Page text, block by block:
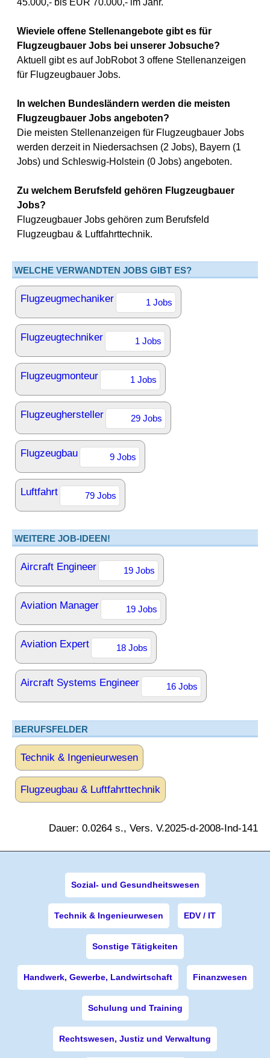
45.000,- bis EUR 70.000,- im Jahr.
Wieviele offene Stellenangebote gibt es für
Flugzeugbauer Jobs bei unserer Jobsuche?
Aktuell gibt es auf JobRobot 3 offene Stellenanzeigen
für Flugzeugbauer Jobs.
In welchen Bundesländern werden die meisten
Flugzeugbauer Jobs angeboten?
Die meisten Stellenanzeigen für Flugzeugbauer Jobs
werden derzeit in Niedersachsen (2 Jobs), Bayern (1
Jobs) und Schleswig-Holstein (0 Jobs) angeboten.
Zu welchem Berufsfeld gehören Flugzeugbauer
Jobs?
Flugzeugbauer Jobs gehören zum Berufsfeld
Flugzeugbau & Luftfahrttechnik.
WELCHE VERWANDTEN JOBS GIBT ES?
Flugzeugmechaniker 1 Jobs
Flugzeugtechniker 1 Jobs
Flugzeugmonteur 1 Jobs
Flugzeughersteller 29 Jobs
Flugzeugbau 9 Jobs
Luftfahrt 79 Jobs
WEITERE JOB-IDEEN!
Aircraft Engineer 19 Jobs
Aviation Manager 19 Jobs
Aviation Expert 18 Jobs
Aircraft Systems Engineer 16 Jobs
BERUFSFELDER
Technik & Ingenieurwesen
Flugzeugbau & Luftfahrttechnik
Dauer: 0.0264 s., Vers. V.2025-d-2008-Ind-141
Sozial- und Gesundheitswesen
Technik & Ingenieurwesen EDV / IT
Sonstige Tätigkeiten
Handwerk, Gewerbe, Landwirtschaft Finanzwesen
Schulung und Training
Rechtswesen, Justiz und Verwaltung